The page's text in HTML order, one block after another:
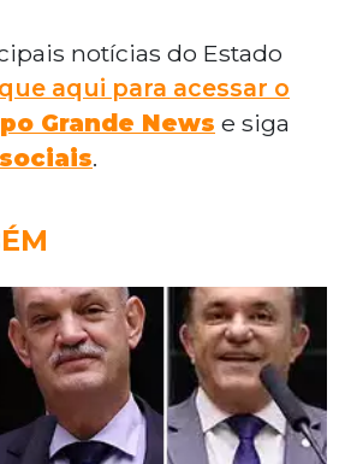
notícias do Estado
aqui para acessar o
Grande News e siga
.